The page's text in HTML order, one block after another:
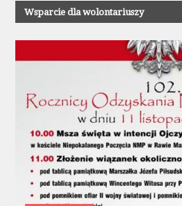
Wsparcie dla wolontariuszy